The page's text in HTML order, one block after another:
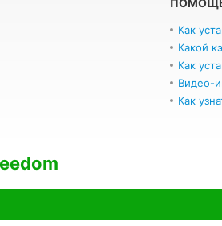
Как
Какой
Как
Видео-
Как